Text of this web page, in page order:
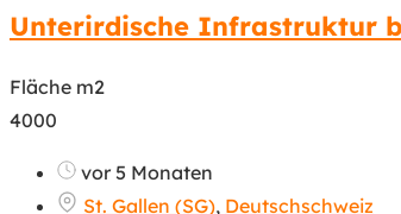
Unterirdische Infrastruktur
Fläche m2
4000
vor 5 Monaten
St. Gallen (SG), Deutschschweiz